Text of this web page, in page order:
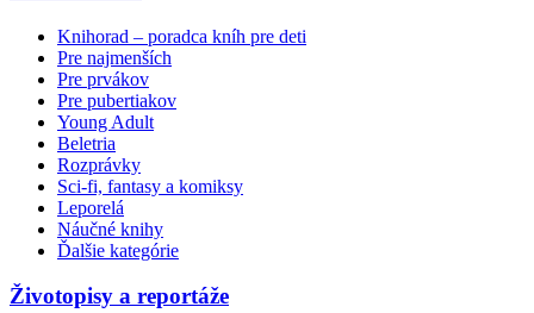
Knihorad – poradca kníh pre deti
Pre najmenších
Pre prvákov
Pre pubertiakov
Young Adult
Beletria
Rozprávky
Sci-fi, fantasy a komiksy
Leporelá
Náučné knihy
Ďalšie kategórie
Životopisy a reportáže